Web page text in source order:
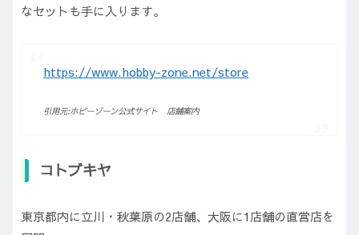
なセットも手に入ります。
https://www.hobby-zone.net/store
引用元:ホビーゾーン公式サイト 店舗案内
コトブキヤ
東京都内に立川・秋葉原の2店舗、大阪に1店舗の直営店を